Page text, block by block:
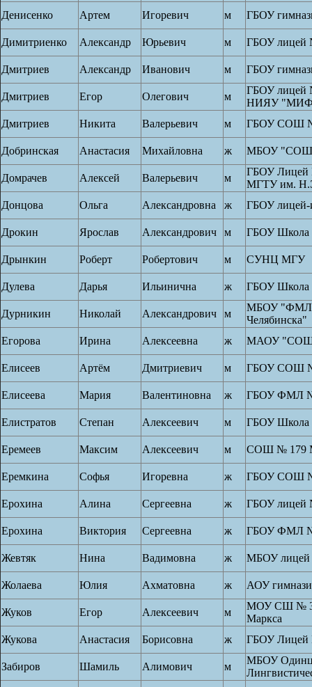
Денисенко Артем Игоревич м ГБОУ
Димитриенко Александр Юрьевич м ГБОУ
Дмитриев Александр Иванович м ГБОУ
Дмитриев Егор Олегович м
ГБОУ лицей
НИЯУ
Дмитриев
Никита Валерьевич м ГБОУ СОШ
Добринская Анастасия Михайловна ж МБОУ
Домрачев Алексей Валерьевич м
ГБОУ Лицей
МГТУ им.
Донцова
Ольга Александровна ж ГБОУ
Дрокин Ярослав Александрович м ГБОУ Школа
Дрынкин Роберт Робертович м СУНЦ МГУ
Дулева Дарья Ильинична ж ГБОУ Школа
Дурникин Николай Александрович м
МБОУ "ФМЛ
Челябинска"
Егорова
Ирина Алексеевна ж МАОУ "СОШ
Елисеев Артём Дмитриевич м ГБОУ СОШ
Елисеева Мария Валентиновна ж ГБОУ ФМЛ
Елистратов Степан Алексеевич м ГБОУ Школа
Еремеев Максим Алексеевич м СОШ № 179
Еремкина Софья Игоревна ж ГБОУ СОШ
Ерохина Алина Сергеевна ж ГБОУ лицей
Ерохина Виктория Сергеевна ж ГБОУ ФМЛ
Жевтяк Нина Вадимовна ж МБОУ
Жолаева Юлия Ахматовна ж АОУ
Жуков Егор Алексеевич м
МОУ СШ №
Маркса
Жукова
Анастасия Борисовна ж ГБОУ Лицей
Забиров Шамиль Алимович м
МБОУ